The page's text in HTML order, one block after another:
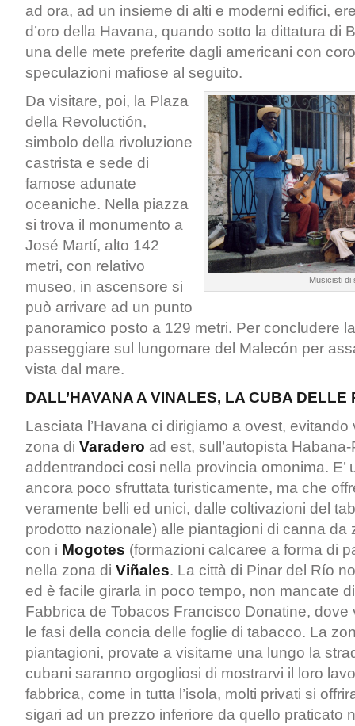
ad ora, ad un insieme di alti e moderni edifici,
d’oro della Havana, quando sotto la dittatura di
una delle mete preferite dagli americani con
speculazioni mafiose al seguito.
Musicisti di
Da visitare, poi, la Plaza
della Revoluctión,
simbolo della rivoluzione
castrista e sede di
famose adunate
oceaniche. Nella piazza
si trova il monumento a
José Martí, alto 142
metri, con relativo
museo, in ascensore si
può arrivare ad un punto
panoramico posto a 129 metri. Per concludere
passeggiare sul lungomare del Malecón per
vista dal mare.
DALL’HAVANA A VINALES, LA CUBA DELLE
Lasciata l’Havana ci dirigiamo a ovest, evitando
zona di Varadero ad est, sull’autopista
addentrandoci cosi nella provincia omonima. E’
ancora poco sfruttata turisticamente, ma che
veramente belli ed unici, dalle coltivazioni del
prodotto nazionale) alle piantagioni di canna da
con i Mogotes (formazioni calcaree a forma di
nella zona di Viñales. La città di Pinar del Río
ed è facile girarla in poco tempo, non mancate
Fabbrica de Tobacos Francisco Donatine, dove
le fasi della concia delle foglie di tabacco. La
piantagioni, provate a visitarne una lungo la
cubani saranno orgogliosi di mostrarvi il loro
fabbrica, come in tutta l’isola, molti privati si
sigari ad un prezzo inferiore da quello praticato